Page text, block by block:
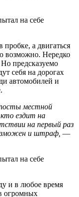
а двигаться
возможно. Нередко
предсказуемо
себя на дорогах
автомобилей и
местной
ездит на
на первый раз
и штраф, —
и в любое время
огромных